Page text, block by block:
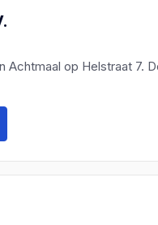
Achtmaal op Helstraat 7.